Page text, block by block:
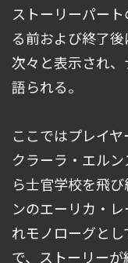
ストーリーパー
る前および終了
次々と表示され
語られる。
ここではプレイ
クラーラ・エル
ら士官学校を飛
ンのエーリカ・
れモノローグと
で、ストーリーが